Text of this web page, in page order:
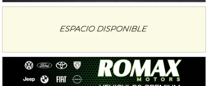
Humboldt (Santa Fe)
Ciudad de Avellaneda (Asfalto)
SUR SANTAFESINO - F4
José Samuel Sánchez (Tierra)
Rufino (Santa Fe)